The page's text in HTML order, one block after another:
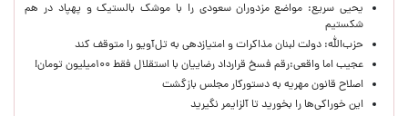
یحیی سریع: مواضع مزدوران سعودی را با موشک بالستیک و پهپاد در هم
شکستیم
حزب‌الله: دولت لبنان مذاکرات و امتیازدهی به تل‌آویو را متوقف کند
عجیب اما واقعی:رقم فسخ قرارداد رضاییان با استقلال فقط ۱۰۰میلیون تومان!
اصلاح قانون مهریه به دستورکار مجلس بازگشت
این خوراکی‌ها را بخورید تا آلزایمر نگیرید